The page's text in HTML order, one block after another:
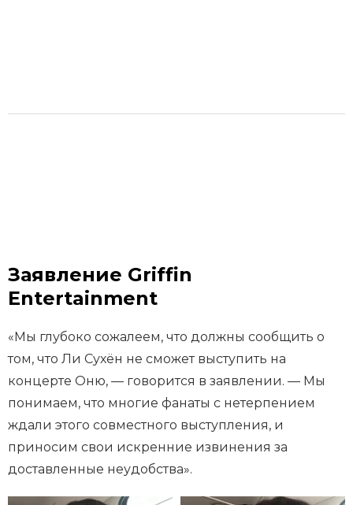
Заявление Griffin
Entertainment
«Мы глубоко сожалеем, что должны сообщить о
том, что Ли Сухён не сможет выступить на
концерте Оню, — говорится в заявлении. — Мы
понимаем, что многие фанаты с нетерпением
ждали этого совместного выступления, и
приносим свои искренние извинения за
доставленные неудобства».